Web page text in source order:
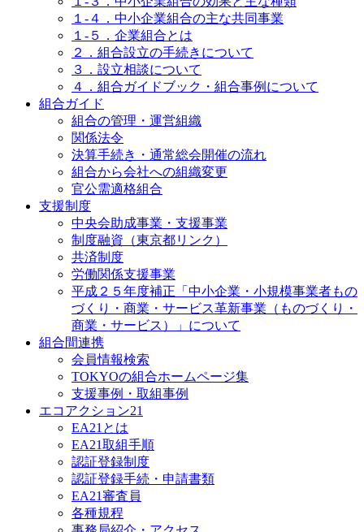
１-４．中小企業組合の主な共同事業
１-５．企業組合とは
２．組合設立の手続きについて
３．設立相談について
４．組合ガイドブック・組合事例について
組合ガイド
組合の管理・運営組織
関係法令
決算手続き・通常総会開催の流れ
組合から会社への組織変更
官公需適格組合
支援制度
中央会助成事業・支援事業
制度融資（東京都リンク）
共済制度
労働関係支援事業
平成２５年度補正「中小企業・小規模事業者もの
づくり・商業・サービス革新事業（ものづくり・
商業・サービス）」について
組合間連携
会員情報検索
TOKYOの組合ホームページ集
支援事例・取組事例
エコアクション21
EA21とは
EA21取組手順
認証登録制度
認証登録手続・申請書類
EA21審査員
各種規程